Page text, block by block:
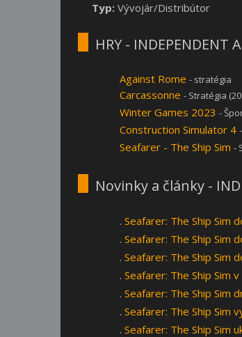
Typ: Vývojár/Distribútor
HRY - INDEPENDENT
Against Rome - stratégia
Carcassonne - Stratégia
Winter Games 2023 -
Construction Simulator 4
Seafarer - The Ship Sim -
Novinky a články -
. Seafarer: The Ship Sim
. Seafarer: The Ship Sim
. Seafarer: The Ship Sim
. Seafarer: The Ship Sim
. Seafarer: The Ship Sim
. Seafarer: The Ship Sim
. Seafarer: The Ship Sim